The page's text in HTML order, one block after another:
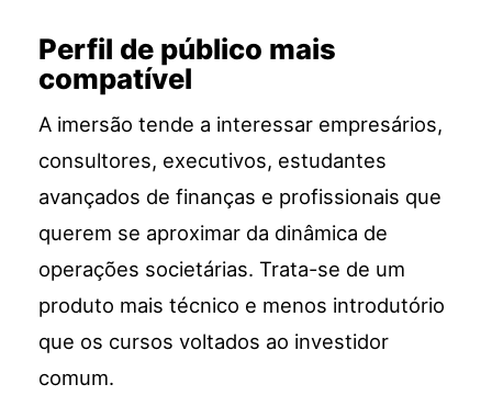
Perfil de público mais
compatível
A imersão tende a interessar empresários,
consultores, executivos, estudantes
avançados de finanças e profissionais que
querem se aproximar da dinâmica de
operações societárias. Trata-se de um
produto mais técnico e menos introdutório
que os cursos voltados ao investidor
comum.